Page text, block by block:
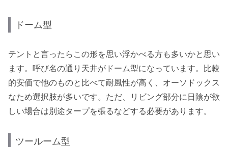
ドーム型
テントと言ったらこの形を思い浮かべる方も多いかと思い
ます。呼び名の通り天井がドーム型になっています。比較
的安価で他のものと比べて耐風性が高く、オーソドックス
なため選択肢が多いです。ただ、リビング部分に日陰が欲
しい場合は別途タープを張るなどする必要があります。
ツールーム型